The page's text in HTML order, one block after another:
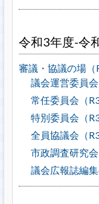
令和3年度-令
審議・協議の場（
議会運営委員会
常任委員会（
特別委員会（
全員協議会（
市政調査研究会
議会広報誌編集